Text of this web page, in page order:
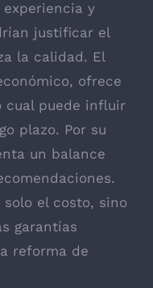
experiencia y
justificar el
la calidad. El
ofrece
cual puede influir
plazo. Por su
un balance
solo el costo, sino
garantías
reforma de